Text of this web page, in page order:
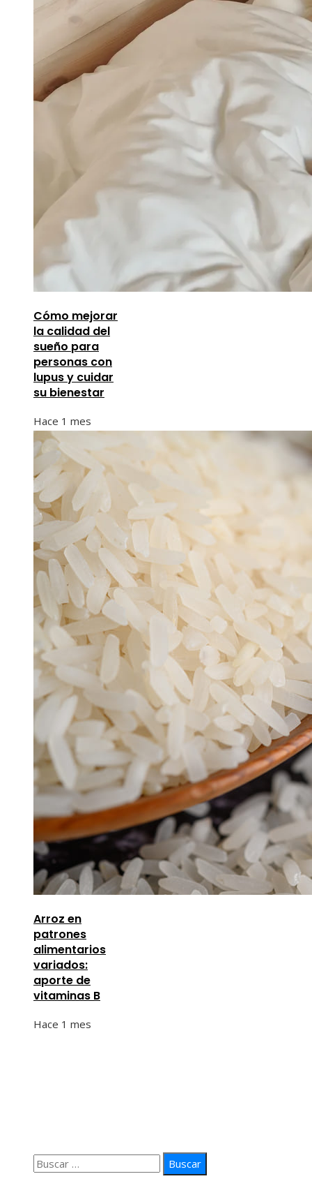
Cómo mejorar
la calidad del
sueño para
personas con
lupus y cuidar
su bienestar
Hace 1 mes
Arroz en
patrones
alimentarios
variados:
aporte de
vitaminas B
Hace 1 mes
Buscar: